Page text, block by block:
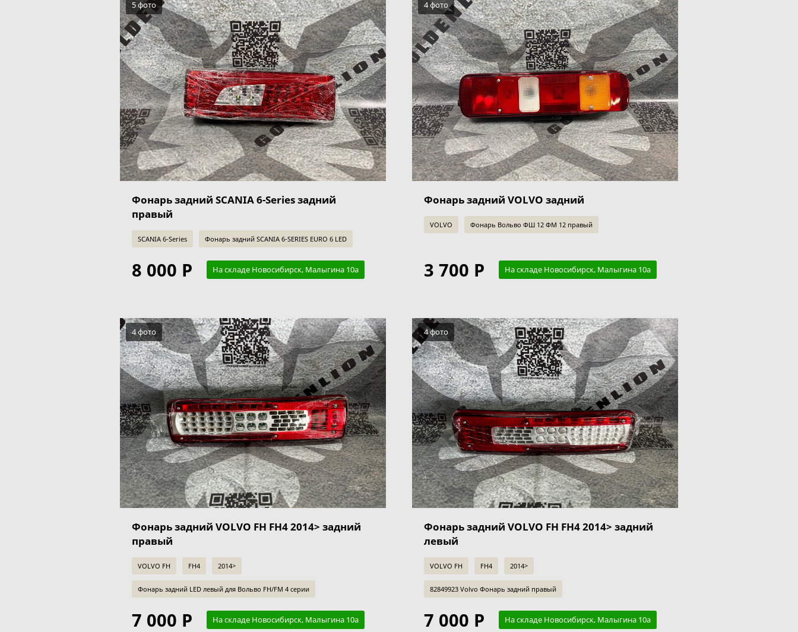
5 фото
Фонарь задний SCANIA 6-Series задний
правый
SCANIA 6-Series Фонарь задний SCANIA 6-SERIES EURO 6 LED
8 000 Р На складе Новосибирск, Малыгина 10а
4 фото
Фонарь задний VOLVO задний
VOLVO Фонарь Вольво ФШ 12 ФМ 12 правый
3 700 Р На складе Новосибирск, Малыгина 10а
4 фото
Фонарь задний VOLVO FH FH4 2014> задний
правый
VOLVO FH FH4 2014>
Фонарь задний LED левый для Вольво FH/FM 4 серии
7 000 Р На складе Новосибирск, Малыгина 10а
4 фото
Фонарь задний VOLVO FH FH4 2014> задний
левый
VOLVO FH FH4 2014>
82849923 Volvo Фонарь задний правый
7 000 Р На складе Новосибирск, Малыгина 10а